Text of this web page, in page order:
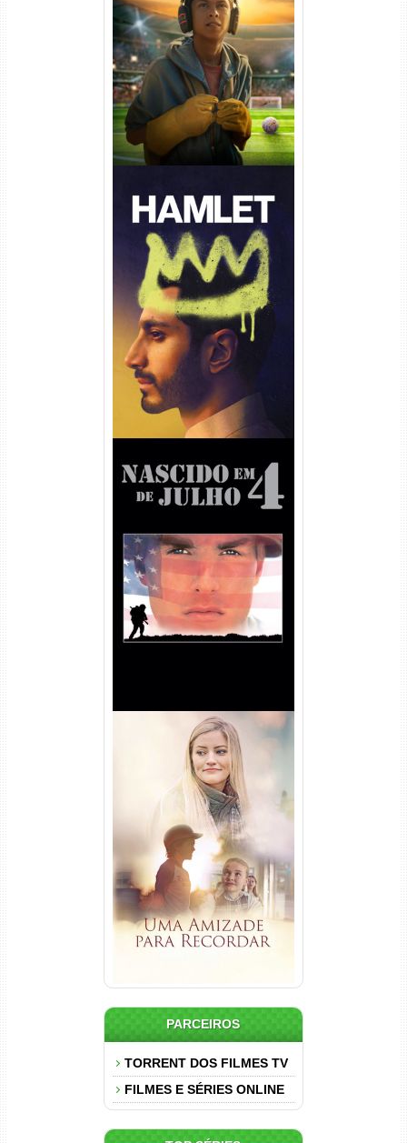
Um Goleiro Muito Improvável
Torrent (2026) WEB-DL 1080p
Dual Áudio
Hamlet Torrent (2026) WEB-
DL 1080p Dual Áudio
Nascido em 4 de Julho
Torrent (1989) WEB-DL 1080p
Dual Áudio
Uma Amizade para Recordar
Torrent (2025) WEB-DL 1080p
Dual Áudio
PARCEIROS
TORRENT DOS FILMES TV
FILMES E SÉRIES ONLINE